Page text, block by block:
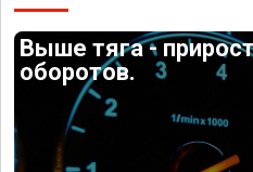
Выше тяга -
оборотов.